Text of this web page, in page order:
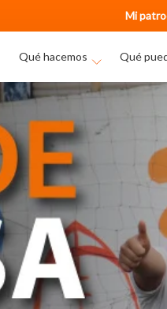
Mi
Qué hacemos Qué